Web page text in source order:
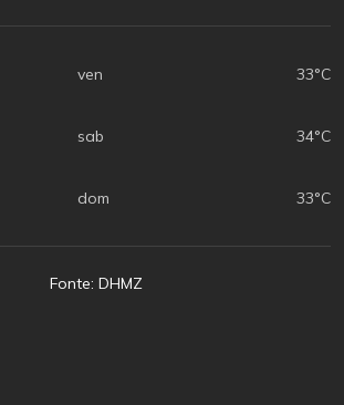
ven 33°C
sab 34°C
dom 33°C
Fonte: DHMZ